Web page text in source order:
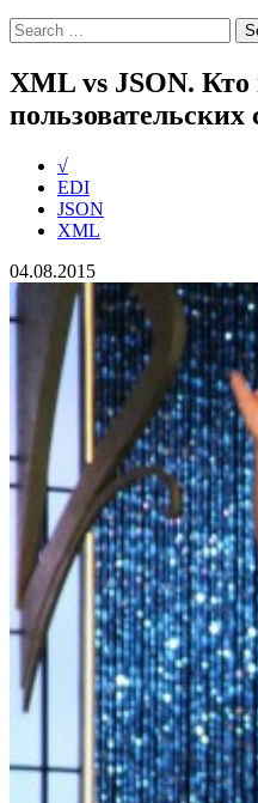
XML vs JSON. Кто
пользовательских
√
EDI
JSON
XML
04.08.2015